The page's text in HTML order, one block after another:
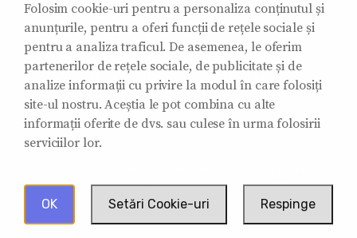
Director general: 0725.930.906 /
office@sitibalkania.ro
Mentenanta/ Reparatii/Garantii: 0725.930.907 /
0725.930.908 / mentenanta@sitibalkania.ro
rezervate.
Folosim cookie-uri pentru a personaliza conținutul și
anunțurile, pentru a oferi funcții de rețele sociale și
pentru a analiza traficul. De asemenea, le oferim
partenerilor de rețele sociale, de publicitate și de
analize informații cu privire la modul în care folosiți
site-ul nostru. Aceștia le pot combina cu alte
informații oferite de dvs. sau culese în urma folosirii
serviciilor lor.
OK Setări Cookie-uri Respinge